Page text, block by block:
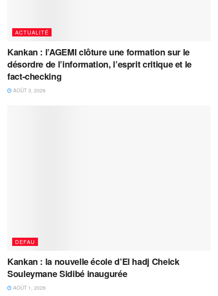
ACTUALITÉ
Kankan : l’AGEMI clôture une formation sur le
désordre de l’information, l’esprit critique et le
fact-checking
AOÛT 3, 2026
DEFAU
Kankan : la nouvelle école d’El hadj Cheick
Souleymane Sidibé inaugurée
AOÛT 1, 2026